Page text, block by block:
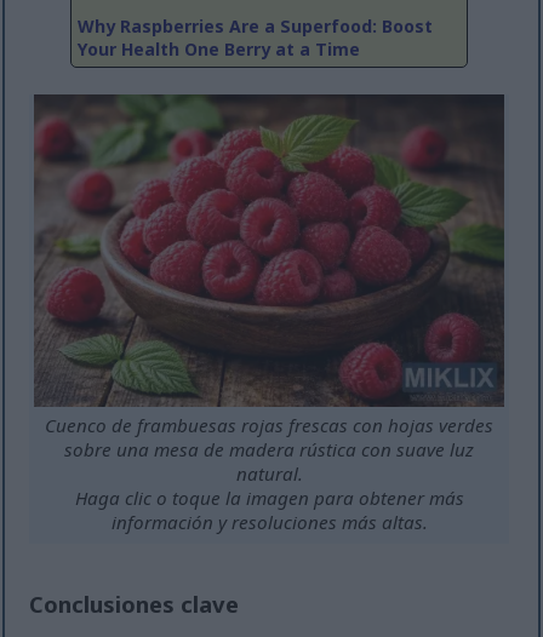
Why Raspberries Are a Superfood: Boost
Your Health One Berry at a Time
Cuenco de frambuesas rojas frescas con hojas verdes
sobre una mesa de madera rústica con suave luz
natural.
Haga clic o toque la imagen para obtener más
información y resoluciones más altas.
Conclusiones clave